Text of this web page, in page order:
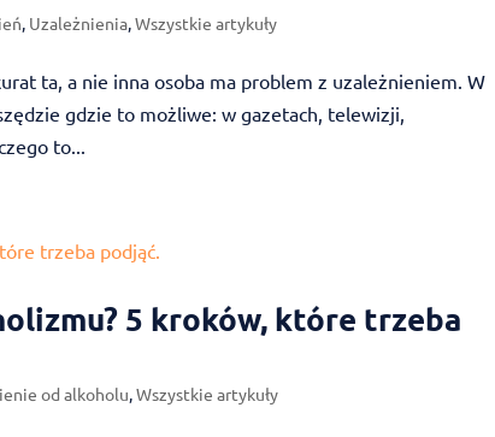
, Uzależnienia,Wszystkie artykuły
ta, a nie inna osoba ma problem z uzależnieniem. W
gdzie to możliwe: w gazetach, telewizji,
to...
5 kroków, które trzeba
od alkoholu,Wszystkie artykuły